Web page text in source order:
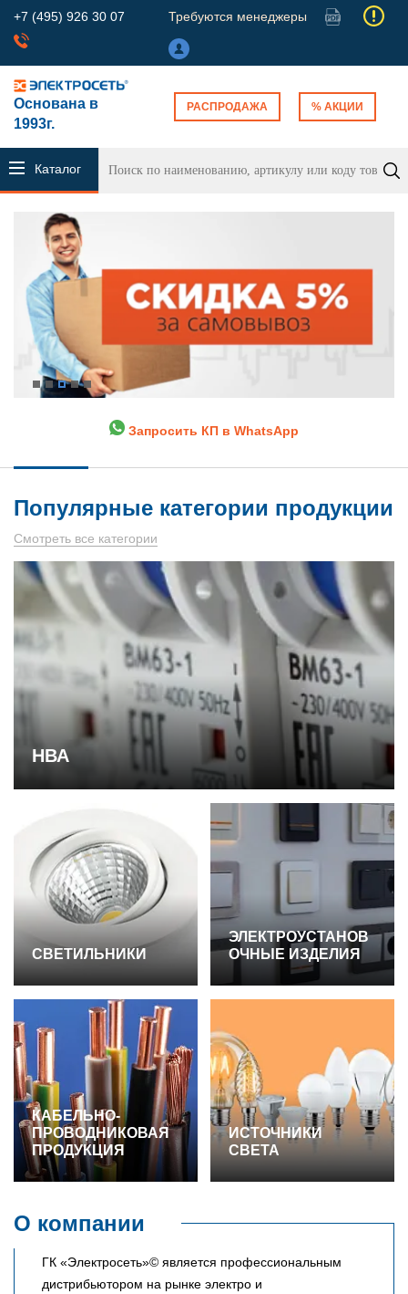
+7 (495) 926 30 07 Требуются менеджеры
Основана в
1993г.
РАСПРОДАЖА % АКЦИИ
Каталог
продукции
Запросить КП в WhatsApp
Популярные категории продукции
Смотреть все категории
НВА
СВЕТИЛЬНИКИ
ЭЛЕКТРОУСТАНОВ
ОЧНЫЕ ИЗДЕЛИЯ
КАБЕЛЬНО-
ПРОВОДНИКОВАЯ
ПРОДУКЦИЯ
ИСТОЧНИКИ
СВЕТА
О компании
ГК «Электросеть»© является профессиональным
дистрибьютором на рынке электро и